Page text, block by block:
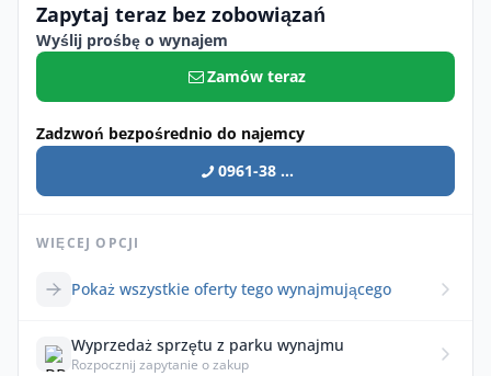
Zapytaj teraz bez zobowiązań
Wyślij prośbę o wynajem
Zamów teraz
Zadzwoń bezpośrednio do najemcy
0961-38 ...
WIĘCEJ OPCJI
Pokaż wszystkie oferty tego wynajmującego
Wyprzedaż sprzętu z parku wynajmu
Rozpocznij zapytanie o zakup